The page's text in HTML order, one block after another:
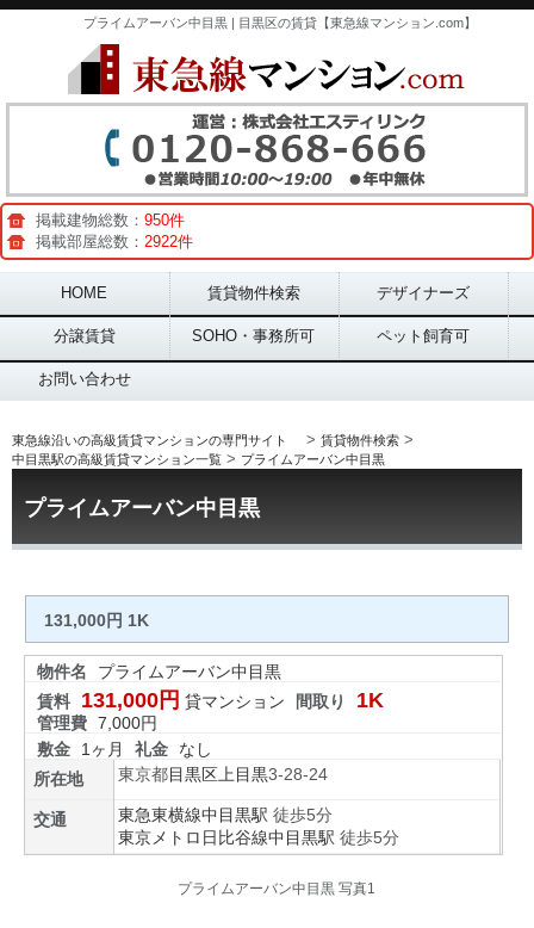
プライムアーバン中目黒 | 目黒区の賃貸【東急線マンション.com】
掲載建物総数： 950件
掲載部屋総数： 2922件
Main menu
HOME 賃貸物件検索 デザイナーズ
分譲賃貸 SOHO・事務所可 ペット飼育可
お問い合わせ
東急線沿いの高級賃貸マンションの専門サイト > 賃貸物件検索 >
中目黒駅の高級賃貸マンション一覧 > プライムアーバン中目黒
プライムアーバン中目黒
131,000円 1K
物件名
プライムアーバン中目黒
賃料
131,000円 貸マンション 間取り 1K
管理費 7,000円
敷金
1ヶ月 礼金
なし
所在地
東京都目黒区 上目黒3-28-24
交通 東急東横線中目黒駅 徒歩5分
東京メトロ日比谷線中目黒駅 徒歩5分